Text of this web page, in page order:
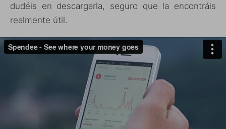
dudéis en descargarla, seguro que la encontráis
realmente útil.